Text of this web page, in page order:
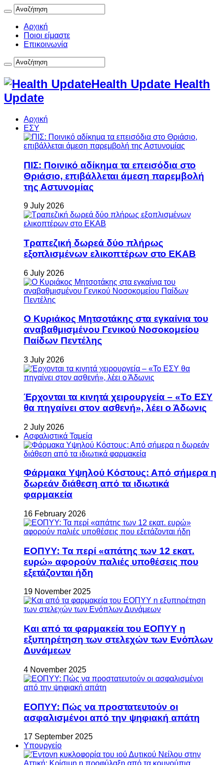
Αρχική
Ποιοι είμαστε
Επικοινωνία
Health Update Health
Update
Αρχική
ΕΣΥ
ΠΙΣ: Ποινικό αδίκημα τα επεισόδια στο
Θριάσιο, επιβάλλεται άμεση παρεμβολή
της Αστυνομίας
9 July 2026
Τραπεζική δωρεά δύο πλήρως
εξοπλισμένων ελικοπτέρων στο ΕΚΑΒ
6 July 2026
Ο Κυριάκος Μητσοτάκης στα εγκαίνια του
αναβαθμισμένου Γενικού Νοσοκομείου
Παίδων Πεντέλης
3 July 2026
Έρχονται τα κινητά χειρουργεία – «Το ΕΣΥ
θα πηγαίνει στον ασθενή», λέει ο Άδωνις
2 July 2026
Ασφαλιστικά Ταμεία
Φάρμακα Υψηλού Κόστους: Από σήμερα η
δωρεάν διάθεση από τα ιδιωτικά
φαρμακεία
16 February 2026
ΕΟΠΥΥ: Τα περί «απάτης των 12 εκατ.
ευρώ» αφορούν παλιές υποθέσεις που
εξετάζονται ήδη
19 November 2025
Και από τα φαρμακεία του ΕΟΠΥΥ η
εξυπηρέτηση των στελεχών των Ενόπλων
Δυνάμεων
4 November 2025
ΕΟΠΥΥ: Πώς να προστατευτούν οι
ασφαλισμένοι από την ψηφιακή απάτη
17 September 2025
Υπουργείο